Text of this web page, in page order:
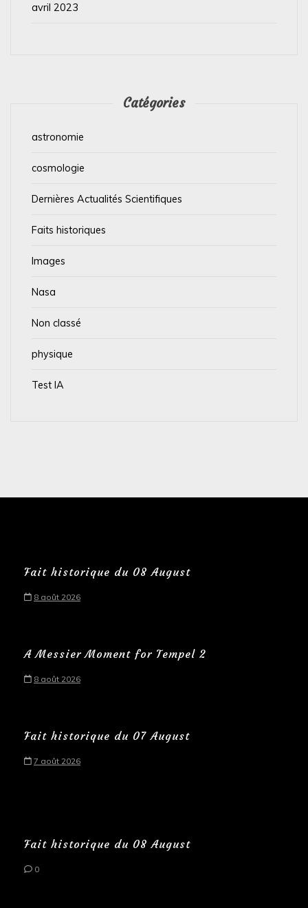
avril 2023
Catégories
astronomie
cosmologie
Dernières Actualités Scientifiques
Faits historiques
Images
Nasa
Non classé
physique
Test IA
Fait historique du 08 August
8 août 2026
A Messier Moment for Tempel 2
8 août 2026
Fait historique du 07 August
7 août 2026
Fait historique du 08 August
0